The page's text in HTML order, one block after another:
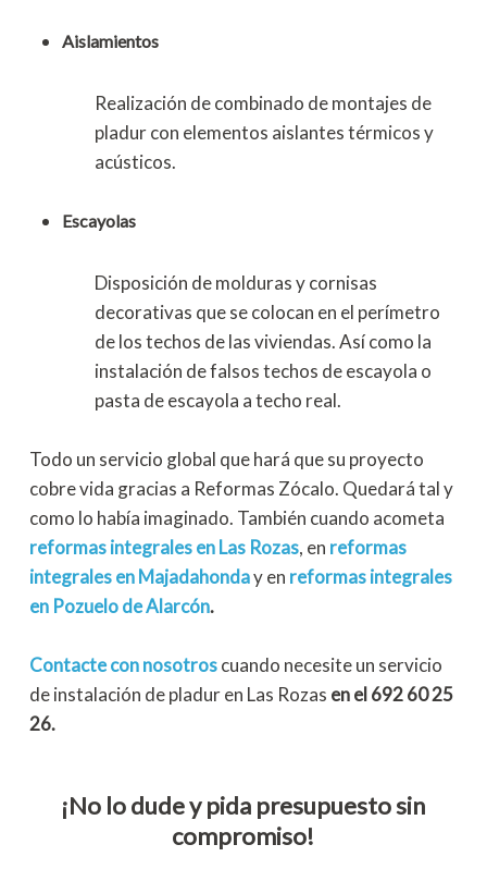
Aislamientos
Realización de combinado de montajes de
pladur con elementos aislantes térmicos y
acústicos.
Escayolas
Disposición de molduras y cornisas
decorativas que se colocan en el perímetro
de los techos de las viviendas. Así como la
instalación de falsos techos de escayola o
pasta de escayola a techo real.
Todo un servicio global que hará que su proyecto
cobre vida gracias a Reformas Zócalo. Quedará tal y
como lo había imaginado. También cuando acometa
reformas integrales en Las Rozas, en reformas
integrales en Majadahonday en reformas integrales
en Pozuelo de Alarcón.
Contacte con nosotroscuando necesite un servicio
de instalación de pladur en Las Rozas en el 692 60 25
26.
¡No lo dude y pida presupuesto sin
compromiso!